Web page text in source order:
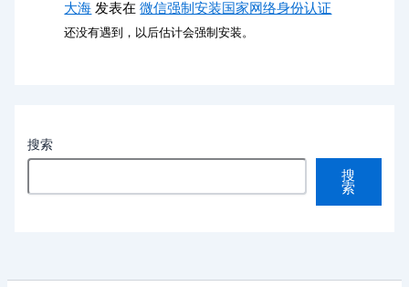
大海 发表在微信强制安装国家网络身份认证
还没有遇到，以后估计会强制安装。
搜索
搜
索